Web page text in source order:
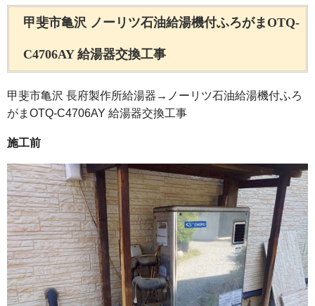
甲斐市亀沢 ノーリツ石油給湯機付ふろがまOTQ-
C4706AY 給湯器交換工事
甲斐市亀沢 長府製作所給湯器→ノーリツ石油給湯機付ふろ
がまOTQ-C4706AY 給湯器交換工事
施工前